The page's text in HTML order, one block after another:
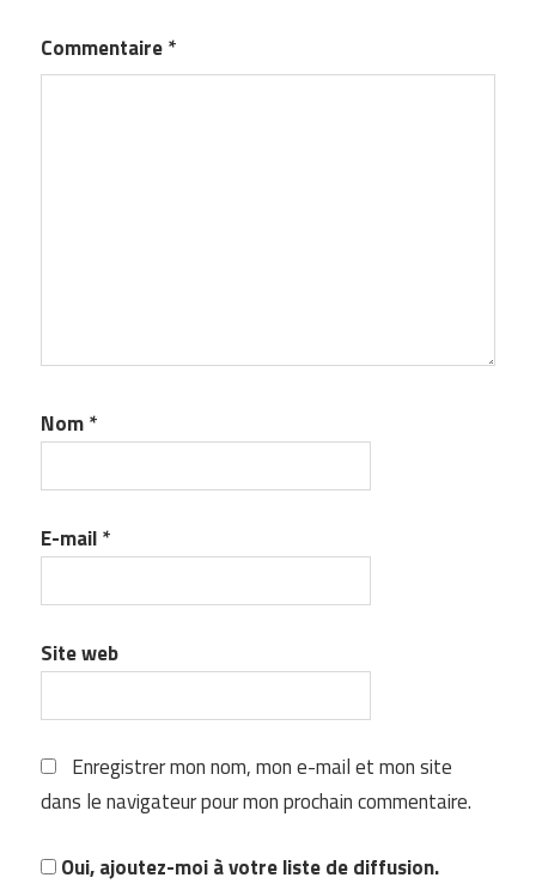
Commentaire*
Nom*
E-mail*
Site web
Enregistrer mon nom, mon e-mail et mon site
dans le navigateur pour mon prochain commentaire.
Oui, ajoutez-moi à votre liste de diffusion.